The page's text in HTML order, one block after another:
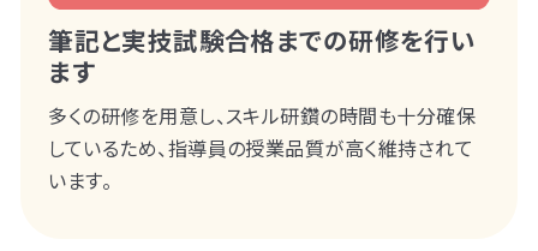
筆記と実技試験合格までの研修を行い
ます
多くの研修を用意し、スキル研鑽の時間も十分確保
しているため、指導員の授業品質が高く維持されて
います。